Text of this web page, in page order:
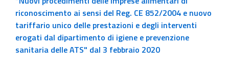
riconoscimento ai sensi del Reg. CE 852/2004 e nuovo
tariffario unico delle prestazioni e degli interventi
erogati dal dipartimento di igiene e prevenzione
sanitaria delle ATS" dal 3 febbraio 2020